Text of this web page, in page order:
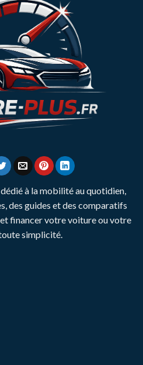
à la mobilité au quotidien,
des guides et des comparatifs
financer votre voiture ou votre
simplicité.